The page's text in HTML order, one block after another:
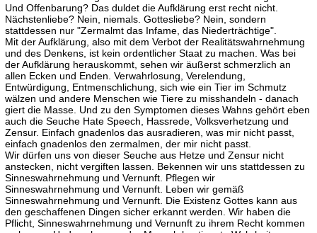
Und Offenbarung? Das duldet die Aufklärung erst recht nicht.
Nächstenliebe? Nein, niemals. Gottesliebe? Nein, sondern
stattdessen nur "Zermalmt das Infame, das Niederträchtige".
Mit der Aufklärung, also mit dem Verbot der Realitätswahrnehmung
und des Denkens, ist kein ordentlicher Staat zu machen. Was bei
der Aufklärung herauskommt, sehen wir äußerst schmerzlich an
allen Ecken und Enden. Verwahrlosung, Verelendung,
Entwürdigung, Entmenschlichung, sich wie ein Tier im Schmutz
wälzen und andere Menschen wie Tiere zu misshandeln - danach
giert die Masse. Und zu den Symptomen dieses Wahns gehört eben
auch die Seuche Hate Speech, Hassrede, Volksverhetzung und
Zensur. Einfach gnadenlos das ausradieren, was mir nicht passt,
einfach gnadenlos den zermalmen, der mir nicht passt.
Wir dürfen uns von dieser Seuche aus Hetze und Zensur nicht
anstecken, nicht vergiften lassen. Bekennen wir uns stattdessen zu
Sinneswahrnehmung und Vernunft. Pflegen wir
Sinneswahrnehmung und Vernunft. Leben wir gemäß
Sinneswahrnehmung und Vernunft. Die Existenz Gottes kann aus
den geschaffenen Dingen sicher erkannt werden. Wir haben die
Pflicht, Sinneswahrnehmung und Vernunft zu ihrem Recht kommen